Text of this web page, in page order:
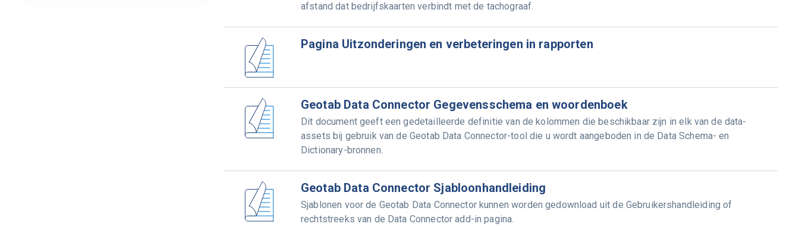
afstand dat bedrijfskaarten verbindt met de tachograaf.
Pagina Uitzonderingen en verbeteringen in rapporten
Geotab Data Connector Gegevensschema en woordenboek
Dit document geeft een gedetailleerde definitie van de kolommen die beschikbaar zijn in elk van de data-
assets bij gebruik van de Geotab Data Connector-tool die u wordt aangeboden in de Data Schema- en
Dictionary-bronnen.
Geotab Data Connector Sjabloonhandleiding
Sjablonen voor de Geotab Data Connector kunnen worden gedownload uit de Gebruikershandleiding of
rechtstreeks van de Data Connector add-in pagina.